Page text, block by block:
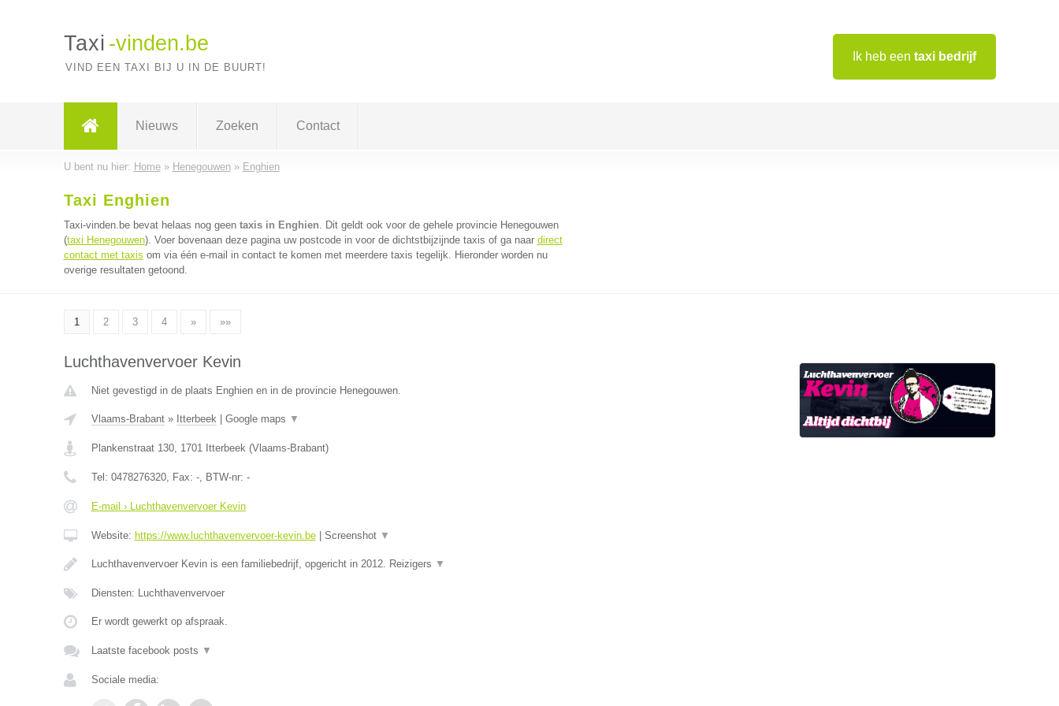
Ik heb een taxi bedrijf
Taxi -vinden.be
VIND EEN TAXI BIJ U IN DE BUURT!
Nieuws Zoeken Contact
U bent nu hier: Home» Henegouwen» Enghien
Taxi Enghien
Taxi-vinden.be bevat helaas nog geen taxis in Enghien. Dit geldt ook voor de gehele provincie Henegouwen
(taxi Henegouwen). Voer bovenaan deze pagina uw postcode in voor de dichtstbijzijnde taxis of ga naar direct
contact met taxis om via één e-mail in contact te komen met meerdere taxis tegelijk. Hieronder worden nu
overige resultaten getoond.
1 2 3 4 » »»
Luchthavenvervoer Kevin
Niet gevestigd in de plaats Enghien en in de provincie Henegouwen.
Vlaams-Brabant» Itterbeek| Google maps ▼
Plankenstraat 130, 1701 Itterbeek(Vlaams-Brabant)
Tel: 0478276320, Fax: -, BTW-nr: -
E-mail › Luchthavenvervoer Kevin
Website: https://www.luchthavenvervoer-kevin.be| Screenshot ▼
Luchthavenvervoer Kevin is een familiebedrijf, opgericht in 2012. Reizigers ▼
Diensten: Luchthavenvervoer
Er wordt gewerkt op afspraak.
Laatste facebook posts ▼
Sociale media: